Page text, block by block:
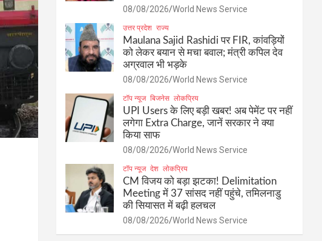
08/08/2026 World News Service
उत्तर प्रदेश राज्य
Maulana Sajid Rashidi पर FIR, कांवड़ियों
को लेकर बयान से मचा बवाल; मंत्री कपिल देव
अग्रवाल भी भड़के
08/08/2026 World News Service
टॉप न्यूज बिजनेस लोकप्रिय
UPI Users के लिए बड़ी खबर! अब पेमेंट पर नहीं
लगेगा Extra Charge, जानें सरकार ने क्या
किया साफ
08/08/2026 World News Service
टॉप न्यूज देश लोकप्रिय
CM विजय को बड़ा झटका! Delimitation
Meeting में 37 सांसद नहीं पहुंचे, तमिलनाडु
की सियासत में बढ़ी हलचल
08/08/2026 World News Service